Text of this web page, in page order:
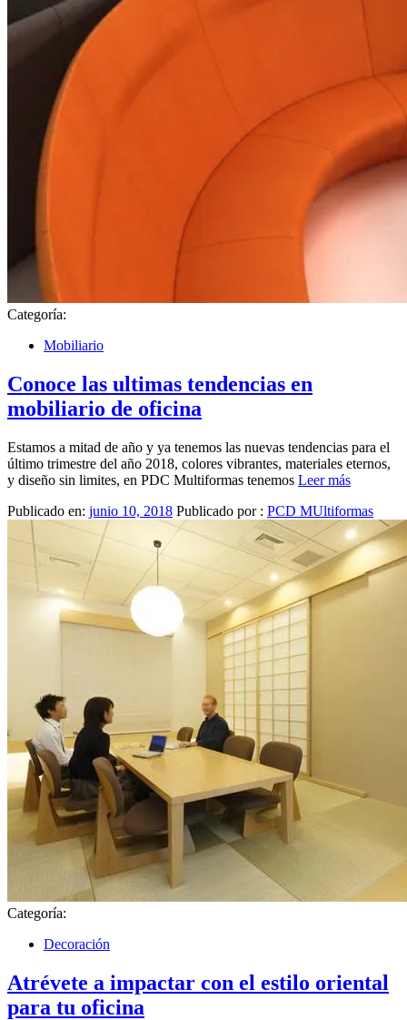
Categoría:
Mobiliario
Conoce las ultimas tendencias en
mobiliario de oficina
Estamos a mitad de año y ya tenemos las nuevas tendencias para el
último trimestre del año 2018, colores vibrantes, materiales eternos,
y diseño sin limites, en PDC Multiformas tenemos Leer más
Publicado en: junio 10, 2018 Publicado por : PCD MUltiformas
Categoría:
Decoración
Atrévete a impactar con el estilo oriental
para tu oficina